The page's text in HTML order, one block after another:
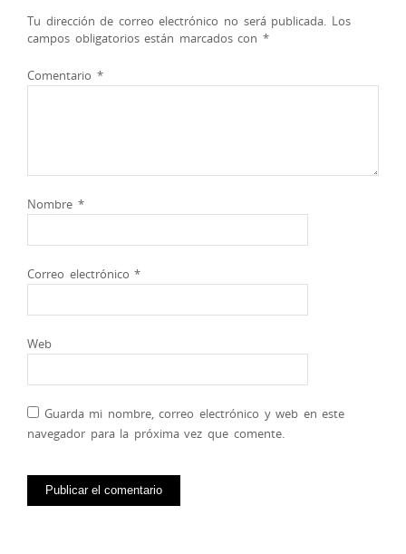
Tu dirección de correo electrónico no será publicada. Los
campos obligatorios están marcados con *
Comentario *
Nombre *
Correo electrónico*
Web
Guarda mi nombre, correo electrónico y web en este
navegador para la próxima vez que comente.